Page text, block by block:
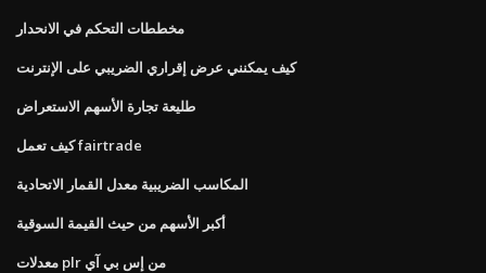
مخططات التحكم في الانحدار
كيف يمكنني عرض إقراري الضريبي على الإنترنت
طليعة تجارة الأسهم الاستعراض
كيف تعمل fairtrade
المكاسب الضريبية معدل القمار الاتحادية
أكبر الأسهم من حيث القيمة السوقية
معدلات plr من إس بي آي